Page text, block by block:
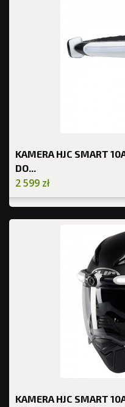
KAMERA HJC SMART
DO...
2 599 zł
KAMERA HJC SMART